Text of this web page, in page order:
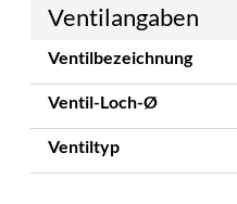
Ventilangaben
Ventilbezeichnung
Ventil-Loch-Ø
Ventiltyp